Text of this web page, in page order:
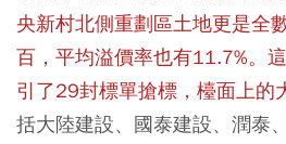
央新村北側重劃區土地更是全
百，平均溢價率也有11.7%。
引了29封標單搶標，檯面上的
括大陸建設、國泰建設、潤泰